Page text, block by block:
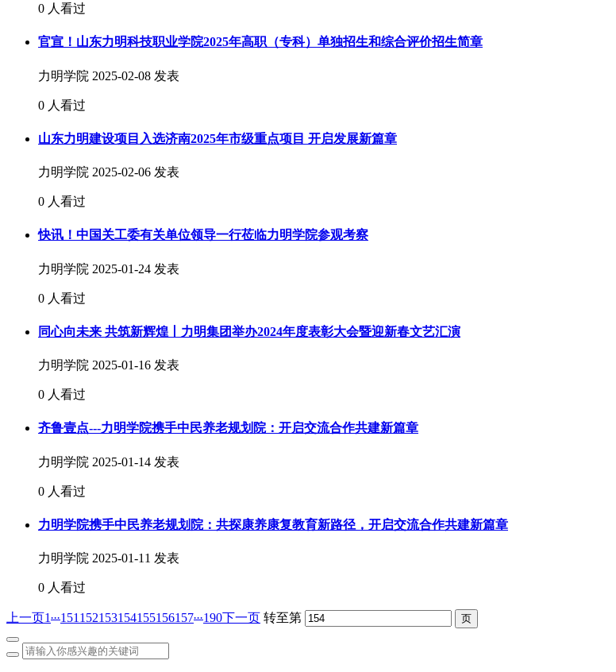
0 人看过
官宣！山东力明科技职业学院2025年高职（专科）单独招生和综合评价招生简章
力明学院 2025-02-08 发表
0 人看过
山东力明建设项目入选济南2025年市级重点项目 开启发展新篇章
力明学院 2025-02-06 发表
0 人看过
快讯！中国关工委有关单位领导一行莅临力明学院参观考察
力明学院 2025-01-24 发表
0 人看过
同心向未来 共筑新辉煌丨力明集团举办2024年度表彰大会暨迎新春文艺汇演
力明学院 2025-01-16 发表
0 人看过
齐鲁壹点---力明学院携手中民养老规划院：开启交流合作共建新篇章
力明学院 2025-01-14 发表
0 人看过
力明学院携手中民养老规划院：共探康养康复教育新路径，开启交流合作共建新篇章
力明学院 2025-01-11 发表
0 人看过
上一页1...151 152153154155156157...190下一页 转至第